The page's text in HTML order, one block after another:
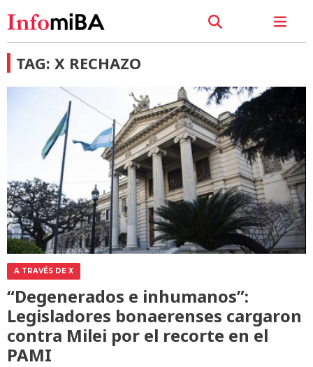
TAG: X RECHAZO
A TRAVÉS DE X
“Degenerados e inhumanos”:
Legisladores bonaerenses cargaron
contra Milei por el recorte en el
PAMI